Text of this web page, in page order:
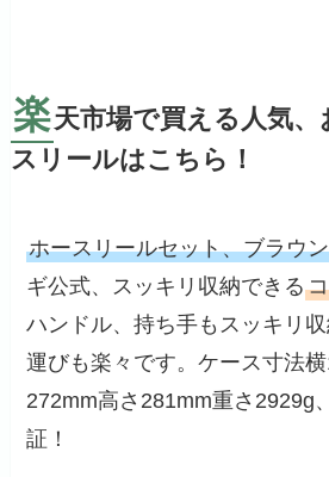
楽天市場で買える人気
スリールはこちら！
ホースリールセット、ブラウ
ギ公式、スッキリ収納できる
ハンドル、持ち手もスッキリ
運びも楽々です。ケース寸法
272mm高さ281mm重さ2929g
証！